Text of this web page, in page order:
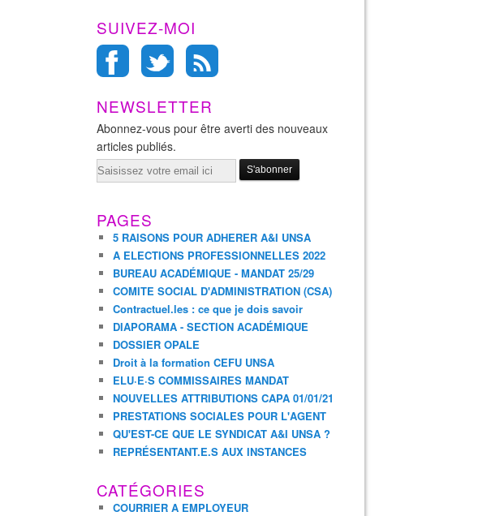
SUIVEZ-MOI
NEWSLETTER
Abonnez-vous pour être averti des nouveaux
articles publiés.
Email
PAGES
5 RAISONS POUR ADHERER A&I UNSA
A ELECTIONS PROFESSIONNELLES 2022
BUREAU ACADÉMIQUE - MANDAT 25/29
COMITE SOCIAL D'ADMINISTRATION (CSA)
Contractuel.les : ce que je dois savoir
DIAPORAMA - SECTION ACADÉMIQUE
DOSSIER OPALE
Droit à la formation CEFU UNSA
ELU·E·S COMMISSAIRES MANDAT
NOUVELLES ATTRIBUTIONS CAPA 01/01/21
PRESTATIONS SOCIALES POUR L'AGENT
QU'EST-CE QUE LE SYNDICAT A&I UNSA ?
REPRÉSENTANT.E.S AUX INSTANCES
CATÉGORIES
COURRIER A EMPLOYEUR